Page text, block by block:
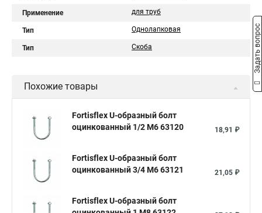
Применение для труб
Тип Однолапковая
Тип Скоба
Похожие товары
Fortisflex U-образный болт
оцинкованный 1/2 М6 63120
18,91 ₽
Fortisflex U-образный болт
оцинкованный 3/4 М6 63121
21,05 ₽
Fortisflex U-образный болт
Задать вопрос